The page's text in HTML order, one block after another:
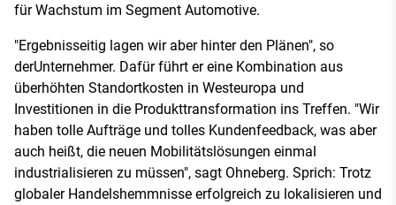
für Wachstum im Segment Automotive.
"Ergebnisseitig lagen wir aber hinter den Plänen", so
derUnternehmer. Dafür führt er eine Kombination aus
überhöhten Standortkosten in Westeuropa und
Investitionen in die Produkttransformation ins Treffen. "Wir
haben tolle Aufträge und tolles Kundenfeedback, was aber
auch heißt, die neuen Mobilitätslösungen einmal
industrialisieren zu müssen", sagt Ohneberg. Sprich: Trotz
globaler Handelshemmnisse erfolgreich zu lokalisieren und